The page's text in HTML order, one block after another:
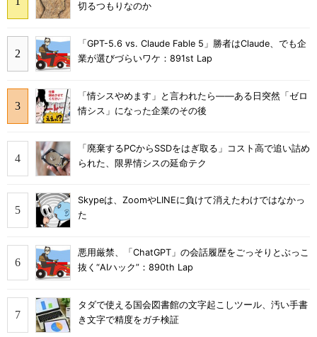
切るつもりなのか
「GPT-5.6 vs. Claude Fable 5」勝者はClaude、でも企
業が選びづらいワケ：891st Lap
「情シスやめます」と言われたら――ある日突然「ゼロ
情シス」になった企業のその後
「廃棄するPCからSSDをはぎ取る」コスト高で追い詰め
られた、限界情シスの延命テク
Skypeは、ZoomやLINEに負けて消えたわけではなかっ
た
悪用厳禁、「ChatGPT」の会話履歴をごっそりとぶっこ
抜く“AIハック”：890th Lap
タダで使える国会図書館の文字起こしツール、汚い手書
き文字で精度をガチ検証